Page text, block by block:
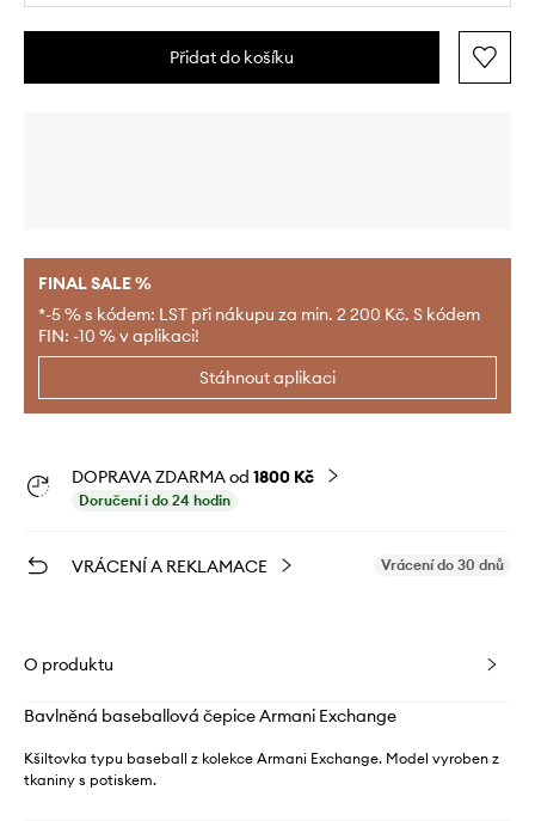
Přidat do košíku
FINAL SALE %
*-5 % s kódem: LST při nákupu za min. 2 200 Kč. S kódem
FIN: -10 % v aplikaci!
Stáhnout aplikaci
DOPRAVA ZDARMA od 1800 Kč
Doručení i do 24 hodin
VRÁCENÍ A REKLAMACE Vrácení do 30 dnů
O produktu
Bavlněná baseballová čepice Armani Exchange
Kšiltovka typu baseball z kolekce Armani Exchange. Model vyroben z
tkaniny s potiskem.